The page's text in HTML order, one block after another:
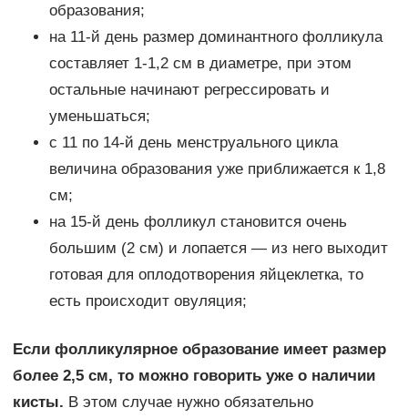
образования;
на 11-й день размер доминантного фолликула
составляет 1-1,2 см в диаметре, при этом
остальные начинают регрессировать и
уменьшаться;
с 11 по 14-й день менструального цикла
величина образования уже приближается к 1,8
см;
на 15-й день фолликул становится очень
большим (2 см) и лопается — из него выходит
готовая для оплодотворения яйцеклетка, то
есть происходит овуляция;
Если фолликулярное образование имеет размер
более 2,5 см, то можно говорить уже о наличии
кисты. В этом случае нужно обязательно